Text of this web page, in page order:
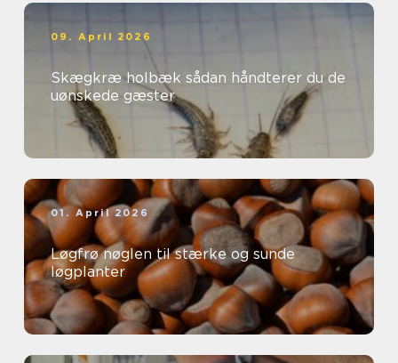
09. April 2026
Skægkræ holbæk sådan håndterer du de
uønskede gæster
01. April 2026
Løgfrø nøglen til stærke og sunde
løgplanter